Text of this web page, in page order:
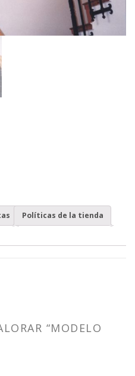
Políticas de la tienda
“MODELO